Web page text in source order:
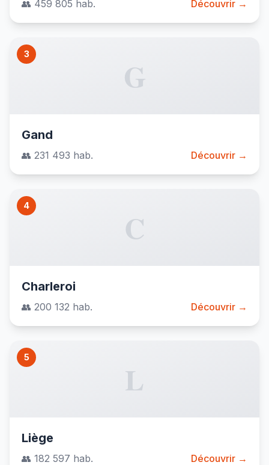
👥 459 805 hab. Découvrir →
3
G
Gand
👥 231 493 hab. Découvrir →
4
C
Charleroi
👥 200 132 hab. Découvrir →
5
L
Liège
👥 182 597 hab. Découvrir →